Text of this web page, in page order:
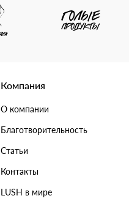
Компания
О компании
Благотворительность
Статьи
Контакты
LUSH в мире